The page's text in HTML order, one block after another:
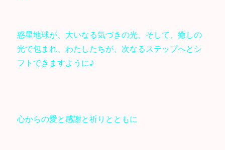
惑星地球が、大いなる気づきの光、そして、癒しの
光で包まれ、わたしたちが、次なるステップへとシ
フトできますように♪
心からの愛と感謝と祈りとともに